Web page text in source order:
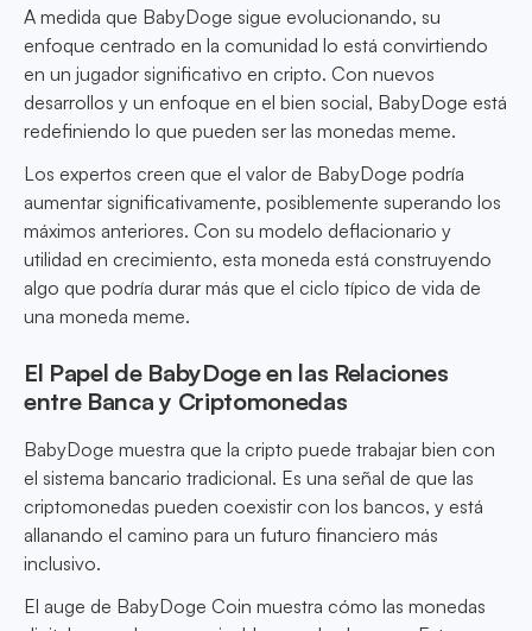
A medida que BabyDoge sigue evolucionando, su
enfoque centrado en la comunidad lo está convirtiendo
en un jugador significativo en cripto. Con nuevos
desarrollos y un enfoque en el bien social, BabyDoge está
redefiniendo lo que pueden ser las monedas meme.
Los expertos creen que el valor de BabyDoge podría
aumentar significativamente, posiblemente superando los
máximos anteriores. Con su modelo deflacionario y
utilidad en crecimiento, esta moneda está construyendo
algo que podría durar más que el ciclo típico de vida de
una moneda meme.
El Papel de BabyDoge en las Relaciones
entre Banca y Criptomonedas
BabyDoge muestra que la cripto puede trabajar bien con
el sistema bancario tradicional. Es una señal de que las
criptomonedas pueden coexistir con los bancos, y está
allanando el camino para un futuro financiero más
inclusivo.
El auge de BabyDoge Coin muestra cómo las monedas